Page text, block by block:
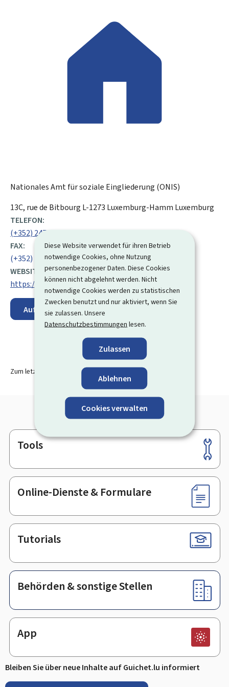
Diese Website verwendet für ihren Betrieb
notwendige Cookies, ohne Nutzung
personenbezogener Daten. Diese Cookies
können nicht abgelehnt werden. Nicht
notwendige Cookies werden zu statistischen
Zwecken benutzt und nur aktiviert, wenn Sie
sie zulassen. Unsere
Datenschutzbestimmungen lesen.
Zulassen
Ablehnen
Cookies verwalten
Nationales Amt für soziale Eingliederung (ONIS)
ADRESSE:
13C, rue de Bitbourg L-1273 Luxemburg-Hamm Luxemburg
TELEFON:
(+352) 247 83 636
FAX:
(+352) 40 47 06
WEBSITE:
https://onis.gouvernement.lu/de.html
Auf der Karte anzeigen
Zum letzten Mal aktualisiert am
Footer
Tools
Online-Dienste & Formulare
Tutorials
Behörden & sonstige Stellen
App
Bleiben Sie über neue Inhalte auf Guichet.lu informiert